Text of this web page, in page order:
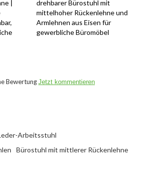
|
drehbarer Bürostuhl mit
mittelhoher Rückenlehne und
Armlehnen aus Eisen für
gewerbliche Büromöbel
BewertungJetzt kommentieren
Arbeitsstuhl
Bürostuhl mit mittlerer Rückenlehne